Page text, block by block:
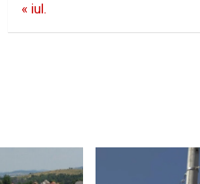
« iul.